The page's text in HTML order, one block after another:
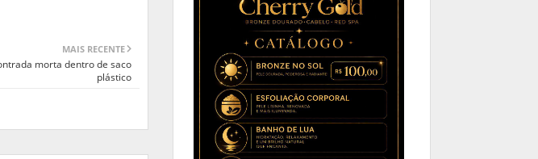
MAIS RECENTE
morta dentro de saco
plástico